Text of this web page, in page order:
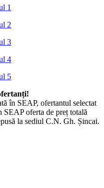
1
2
3
4
5
în SEAP, ofertantul selectat
oferta de preț totală
la sediul C.N. Gh. Șincai.